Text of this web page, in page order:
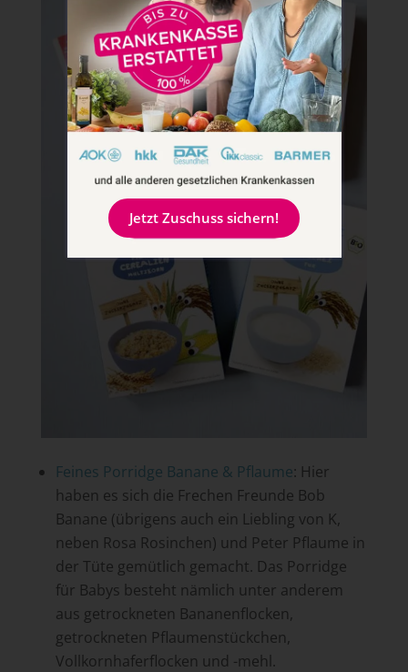
Feines Porridge Banane & Pflaume: Hier
haben es sich die Frechen Freunde Bob
Banane (übrigens auch ein Liebling von K,
neben Rosa Rosinchen) und Peter Pflaume in
der Tüte gemütlich gemacht. Das Porridge
für Babys besteht nämlich unter anderem
aus getrockneten Bananenflocken,
getrockneten Pflaumenstückchen,
Vollkornhaferflocken und -mehl.
Jetzt Zuschuss sichern!